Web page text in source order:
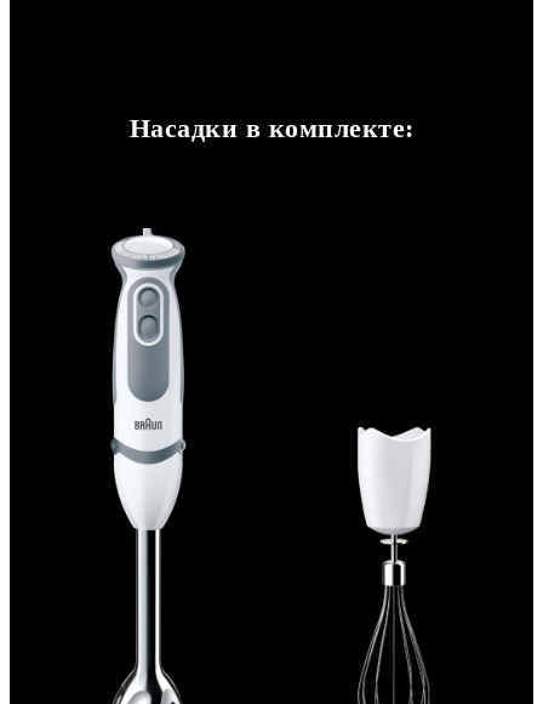
Насадки в комплекте: